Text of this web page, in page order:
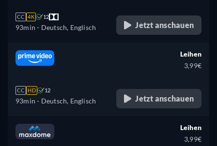
CC 4K 12
93min - Deutsch, Englisch Jetzt anschauen
CC HD 12
93min - Deutsch, Englisch
Leihen
3,99€
Jetzt anschauen
Leihen
3,99€